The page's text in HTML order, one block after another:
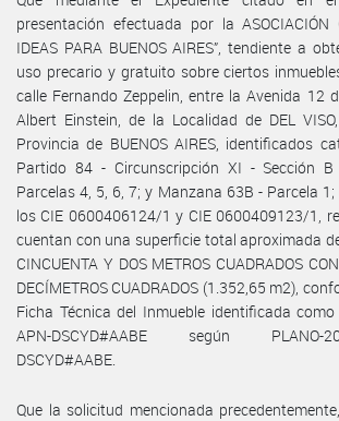
presentación efectuada por la ASOCIACIÓN
IDEAS PARA BUENOS AIRES”, tendiente a
uso precario y gratuito sobre ciertos
calle Fernando Zeppelin, entre la Avenida 12
Albert Einstein, de la Localidad de DEL
Provincia de BUENOS AIRES, identificados
Partido 84 - Circunscripción XI - Sección
Parcelas 4, 5, 6, 7; y Manzana 63B - Parcela
los CIE 0600406124/1 y CIE 0600409123/1,
cuentan con una superficie total aproximada de
CINCUENTA Y DOS METROS CUADRADOS
DECÍMETROS CUADRADOS (1.352,65 m2),
Ficha Técnica del Inmueble identificada
APN-DSCYD#AABE según PLANO-
DSCYD#AABE.
Que la solicitud mencionada